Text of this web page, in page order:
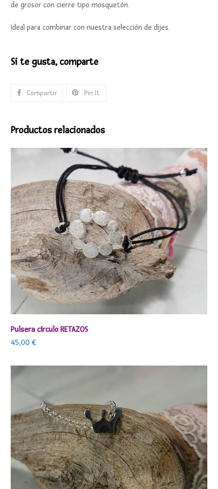
de grosor con cierre tipo mosquetón.
Ideal para combinar con nuestra selección de dijes.
Si te gusta, comparte
Compartir Pin It
Productos relacionados
Pulsera círculo RETAZOS
45,00€